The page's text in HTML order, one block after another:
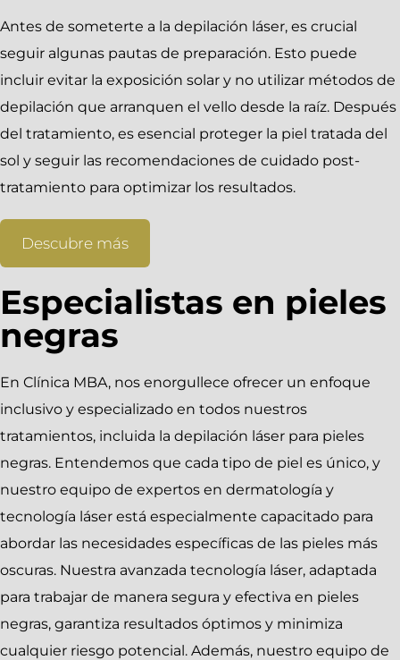
Antes de someterte a la depilación láser, es crucial
seguir algunas pautas de preparación. Esto puede
incluir evitar la exposición solar y no utilizar métodos de
depilación que arranquen el vello desde la raíz. Después
del tratamiento, es esencial proteger la piel tratada del
sol y seguir las recomendaciones de cuidado post-
tratamiento para optimizar los resultados.
Descubre más
Especialistas en pieles
negras
En Clínica MBA, nos enorgullece ofrecer un enfoque
inclusivo y especializado en todos nuestros
tratamientos, incluida la depilación láser para pieles
negras. Entendemos que cada tipo de piel es único, y
nuestro equipo de expertos en dermatología y
tecnología láser está especialmente capacitado para
abordar las necesidades específicas de las pieles más
oscuras. Nuestra avanzada tecnología láser, adaptada
para trabajar de manera segura y efectiva en pieles
negras, garantiza resultados óptimos y minimiza
cualquier riesgo potencial. Además, nuestro equipo de